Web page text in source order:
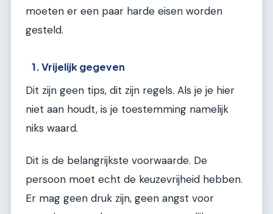
moeten er een paar harde eisen worden
gesteld.
1. Vrijelijk gegeven
Dit zijn geen tips, dit zijn regels. Als je je hier
niet aan houdt, is je toestemming namelijk
niks waard.
Dit is de belangrijkste voorwaarde. De
persoon moet echt de keuzevrijheid hebben.
Er mag geen druk zijn, geen angst voor